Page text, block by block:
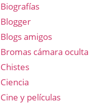
Biografías
Blogger
Blogs amigos
Bromas cámara oculta
Chistes
Ciencia
Cine y películas